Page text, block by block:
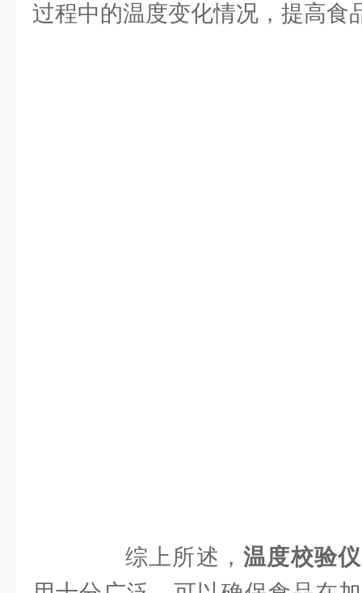
过程中的温度变化情况，提高食
综上所述，温度校验仪